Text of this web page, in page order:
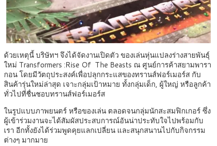
ด้วยเหตุนี้ บริษัทฯ จึงได้จัดงานเปิดตัว ของเล่นหุ่นแปลงร่างสายพันธุ์
ใหม่ Transformers :Rise Of The Beasts ณ ศูนย์การค้าสยามพารา
กอน โดยมีวัตถุประสงค์เพื่อปลุกกระแสของทรานส์ฟอร์เมอร์ส กับ
สินค้ารุ่นใหม่ล่าสุด เจาะกลุ่มเป้าหมาย ทั้งกลุ่มเด็ก, ผู้ใหญ่ หรือลูกค้า
ทั่วไปที่ชื่นชอบทรานส์ฟอร์เมอร์ส
ในรูปแบบภาพยนตร์ หรือของเล่น ตลอดจนกลุ่มนักสะสมฟิกเกอร์ ซึ่ง
ผู้เข้าร่วมงานจะได้สัมผัสประสบการณ์อันน่าประทับใจไปพร้อมกับ
เรา อีกทั้งยังได้ร่วมพูดคุยแลกเปลี่ยน และสนุกสนานไปกับกิจกรรม
ต่างๆ มากมาย